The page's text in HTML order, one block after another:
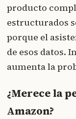
producto
estructurados
porque el
de esos datos.
aumenta la
¿Merece la
Amazon?